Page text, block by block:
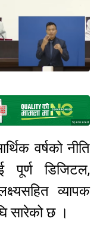
Sponsored
वर्षको नीति
पूर्ण डिजिटल,
व्यापक
सारेको छ ।